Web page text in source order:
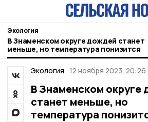
Экология
В Знаменском округе дождей станет
меньше, но температура понизится
Экология 12 ноября 2023, 20:26
В Знаменском округе
станет меньше, но
температура